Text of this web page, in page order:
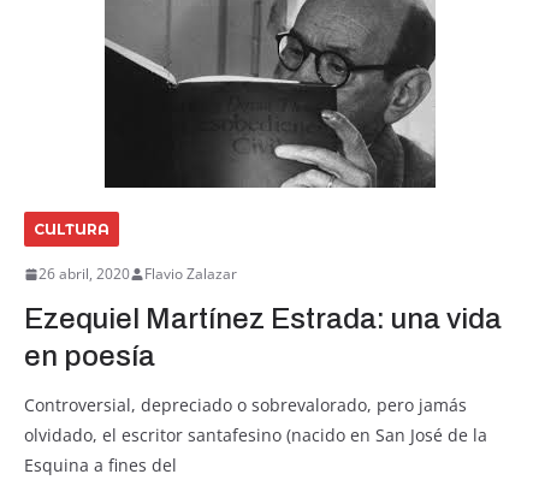
CULTURA
26 abril, 2020 Flavio Zalazar
Ezequiel Martínez Estrada: una vida
en poesía
Controversial, depreciado o sobrevalorado, pero jamás
olvidado, el escritor santafesino (nacido en San José de la
Esquina a fines del